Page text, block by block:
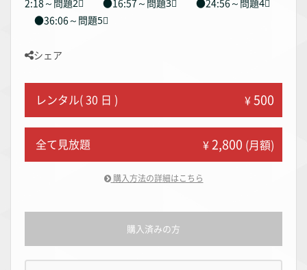
2:18～問題2⃣ ●16:57～問題3⃣ ●24:56～問題4⃣
●36:06～問題5⃣
シェア
レンタル( 30 日 ) ¥500
全て見放題 ¥2,800 (月額)
購入方法の詳細はこちら
購入済みの方